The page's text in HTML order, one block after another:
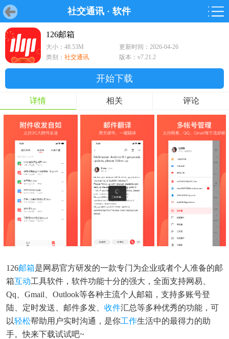
社交通讯 · 软件
首页 游戏
首页 游戏 软件 鸿蒙
游戏 软件
126邮箱
大小：48.53M
更新时间：2026-04-26
类别： 社交通讯 版本：v7.21.2
开始下载
详情 相关 评论
126邮箱是网易官方研发的一款专门为企业或者个人准备的邮
箱互动工具软件，软件功能十分的强大，全面支持网易、
Qq、Gmail、Outlook等各种主流个人邮箱，支持多账号登
陆、定时发送、邮件多发、 收件汇总等多种优秀的功能，可
以轻松帮助用户实时沟通，是你工作生活中的最得力的助
手。快来下载试试吧~